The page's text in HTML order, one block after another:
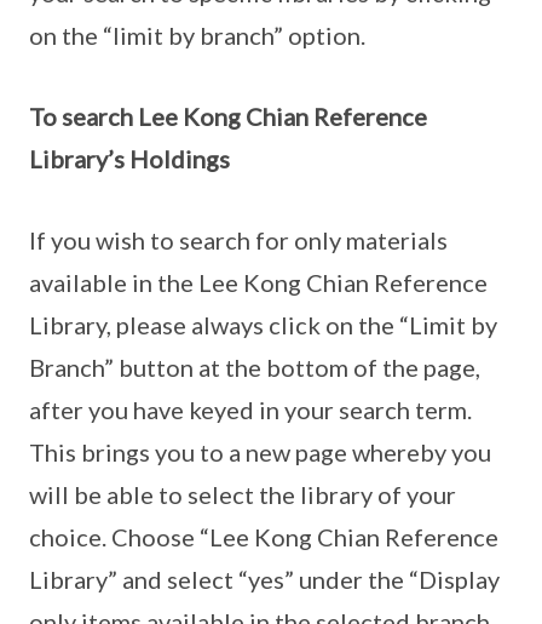
on the “limit by branch” option.
To search Lee Kong Chian Reference
Library’s Holdings
If you wish to search for only materials
available in the Lee Kong Chian Reference
Library, please always click on the “Limit by
Branch” button at the bottom of the page,
after you have keyed in your search term.
This brings you to a new page whereby you
will be able to select the library of your
choice. Choose “Lee Kong Chian Reference
Library” and select “yes” under the “Display